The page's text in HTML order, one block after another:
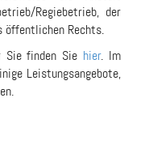
Regiebetrieb, der
öffentlichen Rechts.
Sie finden Sie hier. Im
Leistungsangebote,